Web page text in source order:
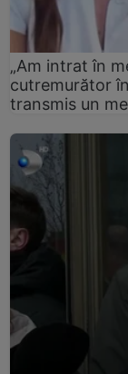
„Am intrat în
cutremurător
transmis un